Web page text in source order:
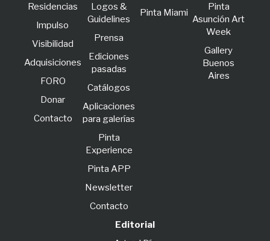
Residencias
lmpulso
Visibilidad
Adquisiciones
FORO
Donar
Contacto
Logos &
Guidelines
Prensa
Ediciones
pasadas
Catálogos
Aplicaciones
para galerías
Pinta
Experience
Pinta APP
Newsletter
Contacto
Pinta Miami
Pinta
Asunción Art
Week
Gallery
Buenos
Aires
Editorial